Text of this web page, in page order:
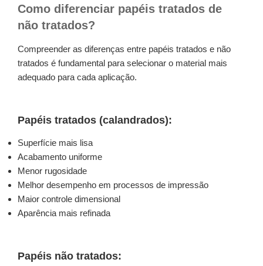
Como diferenciar papéis tratados de
não tratados?
Compreender as diferenças entre papéis tratados e não
tratados é fundamental para selecionar o material mais
adequado para cada aplicação.
Papéis tratados (calandrados):
Superfície mais lisa
Acabamento uniforme
Menor rugosidade
Melhor desempenho em processos de impressão
Maior controle dimensional
Aparência mais refinada
Papéis não tratados: